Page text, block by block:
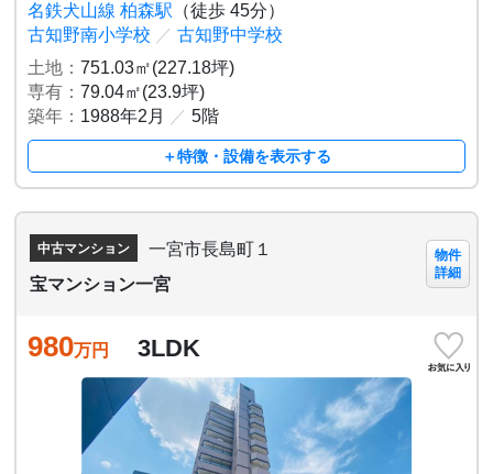
名鉄犬山線 柏森駅 （徒歩 45分）
古知野南小学校 ／ 古知野中学校
土地：751.03㎡(227.18坪)
専有：79.04㎡(23.9坪)
築年： 1988年2月 ／ 5階
＋特徴・設備を表示する
中古マンション
一宮市長島町１
宝マンション一宮
物件
詳細
980万円 3LDK